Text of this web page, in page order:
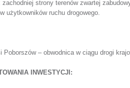
zachodniej strony terenów zwartej
użytkowników ruchu drogowego.
Poborszów – obwodnica w ciągu drogi
INWESTYCJI: